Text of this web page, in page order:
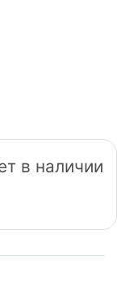
в наличии